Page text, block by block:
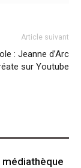
Article suivant
: Jeanne d’Arc
sur Youtube
médiathèque